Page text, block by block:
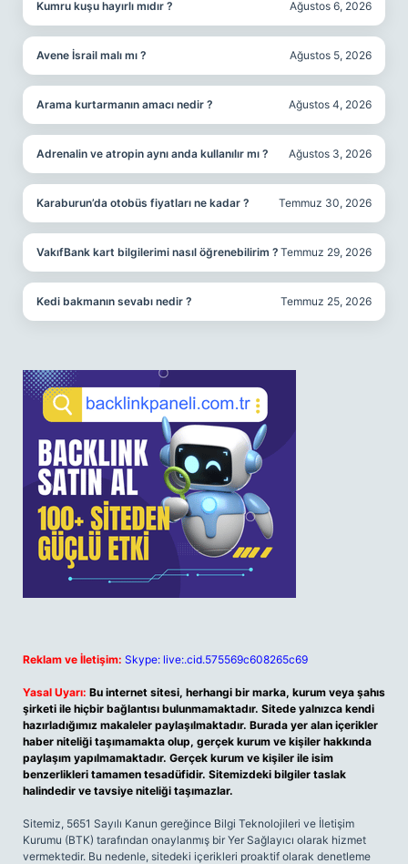
Kumru kuşu hayırlı mıdır ? Ağustos 6, 2026
Avene İsrail malı mı ? Ağustos 5, 2026
Arama kurtarmanın amacı nedir ? Ağustos 4, 2026
Adrenalin ve atropin aynı anda kullanılır mı ? Ağustos 3, 2026
Karaburun’da otobüs fiyatları ne kadar ? Temmuz 30, 2026
VakıfBank kart bilgilerimi nasıl öğrenebilirim ? Temmuz 29, 2026
Kedi bakmanın sevabı nedir ? Temmuz 25, 2026
Reklam ve İletişim: Skype: live:.cid.575569c608265c69
Yasal Uyarı: Bu internet sitesi, herhangi bir marka, kurum veya şahıs
şirketi ile hiçbir bağlantısı bulunmamaktadır. Sitede yalnızca kendi
hazırladığımız makaleler paylaşılmaktadır. Burada yer alan içerikler
haber niteliği taşımamakta olup, gerçek kurum ve kişiler hakkında
paylaşım yapılmamaktadır. Gerçek kurum ve kişiler ile isim
benzerlikleri tamamen tesadüfidir. Sitemizdeki bilgiler taslak
halindedir ve tavsiye niteliği taşımazlar.
Sitemiz, 5651 Sayılı Kanun gereğince Bilgi Teknolojileri ve İletişim
Kurumu (BTK) tarafından onaylanmış bir Yer Sağlayıcı olarak hizmet
vermektedir. Bu nedenle, sitedeki içerikleri proaktif olarak denetleme